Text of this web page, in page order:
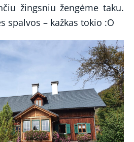
žingsniu žengėme taku.
spalvos – kažkas tokio :O